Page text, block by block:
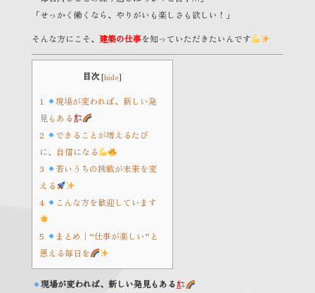
「せっかく働くなら、やりがいも楽しさも欲しい！」
そんな方にこそ、 建築の仕事を知っていただきたいんです
目次 [hide]
1
現場が変われば、新しい発
見もある
2
できることが増えるたび
に、自信になる
3
若いうちの挑戦が未来を変
える
4
こんな方を歓迎しています
5
まとめ｜“仕事が楽しい”と
思える毎日を
現場が変われば、新しい発見もある